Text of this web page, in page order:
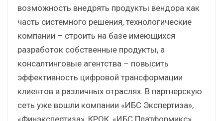
возможность внедрять продукты вендора как
часть системного решения, технологические
компании – строить на базе имеющихся
разработок собственные продукты, а
консалтинговые агентства – повысить
эффективность цифровой трансформации
клиентов в различных отраслях. В партнерскую
сеть уже вошли компании «ИБС Экспертиза»,
«Финэкспертиза», КРОК, «ИБС Платформикс»,